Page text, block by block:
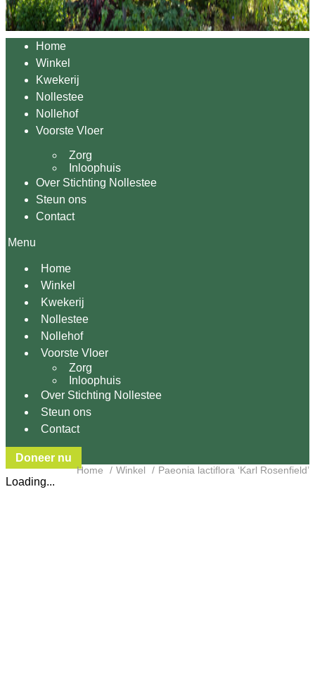
Home
Winkel
Kwekerij
Nollestee
Nollehof
Voorste Vloer
Zorg
Inloophuis
Over Stichting Nollestee
Steun ons
Contact
Menu
Home
Winkel
Kwekerij
Nollestee
Nollehof
Voorste Vloer
Zorg
Inloophuis
Over Stichting Nollestee
Steun ons
Contact
Doneer nu
Home Winkel Paeonia lactiflora ‘Karl Rosenfield’
Loading...